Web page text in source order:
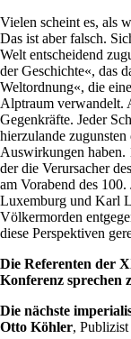
Vielen scheint es, als
Das ist aber falsch.
Welt entscheidend
der Geschichte«, das
Weltordnung«, die
Alptraum verwandelt.
Gegenkräfte. Jeder
hierzulande
Auswirkungen haben.
der die Verursacher
am Vorabend des
Luxemburg und Karl
Völkermorden
diese Perspektiven
Die Referenten der
Konferenz sprechen
Die nächste
Otto Köhler, Publizist